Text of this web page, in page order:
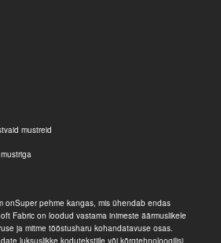
mustreid
onSuper pehme kangas, mis ühendab endas
Fabric on loodud vastama inimeste äärmuslikele
ja mitme tööstusharu kohandatavuse osas.
luksuslikke kodutekstiile või kõrgtehnoloogilisi